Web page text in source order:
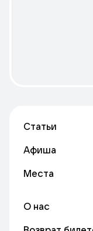
Статьи
Афиша
Места
О нас